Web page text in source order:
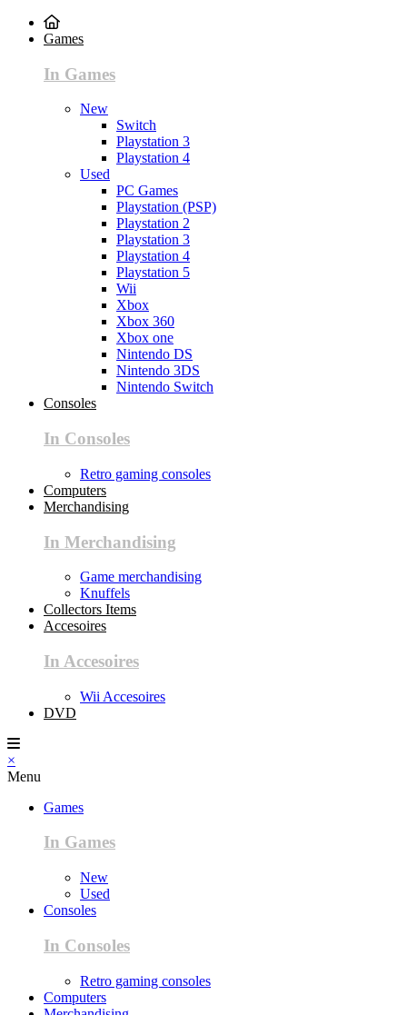
Games
In Games
New
Switch
Playstation 3
Playstation 4
Used
PC Games
Playstation (PSP)
Playstation 2
Playstation 3
Playstation 4
Playstation 5
Wii
Xbox
Xbox 360
Xbox one
Nintendo DS
Nintendo 3DS
Nintendo Switch
Consoles
In Consoles
Retro gaming consoles
Computers
Merchandising
In Merchandising
Game merchandising
Knuffels
Collectors Items
Accesoires
In Accesoires
Wii Accesoires
DVD
×
Menu
Games
In Games
New
Used
Consoles
In Consoles
Retro gaming consoles
Computers